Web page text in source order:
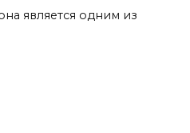
является одним из